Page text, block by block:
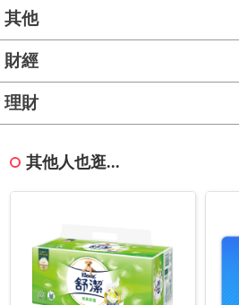
其他
財經
理財
其他人也逛...